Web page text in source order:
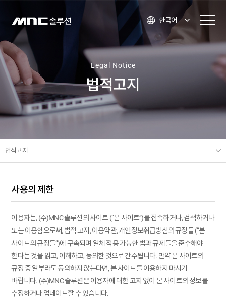
한국어
Legal Notice
법적고지
법적고지
사용의 제한
이용자는, (주)MNC 솔루션의 사이트 (“본 사이트”)를 접속하거나, 검색하거나
또는 이용함으로써, 법적 고지, 이용약관, 개인정보취급방침의 규정들 (“본
사이트의 규정들”)에 구속되며 일체 적용 가능한 법과 규제들을 준수해야
한다는 것을 읽고, 이해하고, 동의한 것으로 간주됩니다. 만약 본 사이트의
규정 중 일부라도 동의하지 않는다면, 본 사이트를 이용하지 마시기
바랍니다. (주)MNC 솔루션은 이용자에 대한 고지 없이 본 사이트의 정보를
수정하거나 업데이트할 수 있습니다.